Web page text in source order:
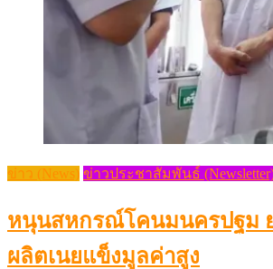
ข่าว (News) ข่าวประชาสัมพันธ์
หนุนสหกรณ์โคนมนครปฐม
ผลิตเนยแข็งมูลค่าสูง